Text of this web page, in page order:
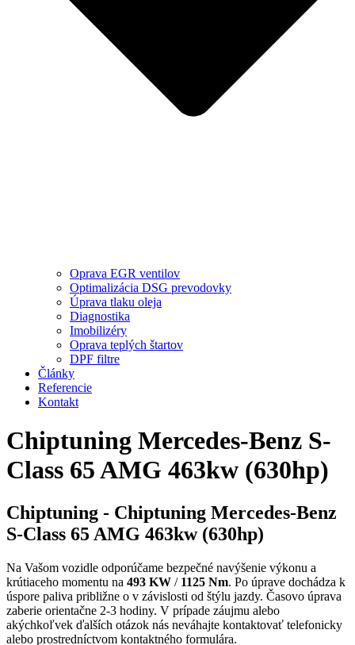
Oprava EGR ventilov
Optimalizácia DSG prevodovky
Úprava tlaku oleja
Diagnostika
Imobilizéry
Oprava teplých štartov
DPF filtre
Články
Referencie
Kontakt
Chiptuning Mercedes-Benz S-
Class 65 AMG 463kw (630hp)
Chiptuning - Chiptuning Mercedes-Benz
S-Class 65 AMG 463kw (630hp)
Na Vašom vozidle odporúčame bezpečné navýšenie výkonu a
krútiaceho momentu na 493 KW / 1125 Nm. Po úprave dochádza k
úspore paliva približne o v závislosti od štýlu jazdy. Časovo úprava
zaberie orientačne 2-3 hodiny. V prípade záujmu alebo
akýchkoľvek ďalších otázok nás neváhajte kontaktovať telefonicky
alebo prostredníctvom kontaktného formulára.